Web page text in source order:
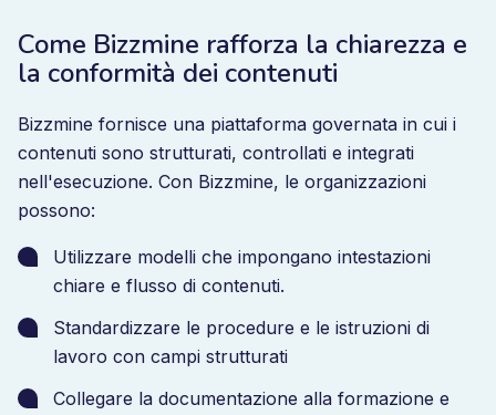
Come Bizzmine rafforza la chiarezza e
la conformità dei contenuti
Bizzmine fornisce una piattaforma governata in cui i
contenuti sono strutturati, controllati e integrati
nell'esecuzione. Con Bizzmine, le organizzazioni
possono:
Utilizzare modelli che impongano intestazioni
chiare e flusso di contenuti.
Standardizzare le procedure e le istruzioni di
lavoro con campi strutturati
Collegare la documentazione alla formazione e